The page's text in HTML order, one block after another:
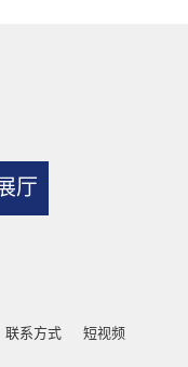
厅
联系方式 短视频